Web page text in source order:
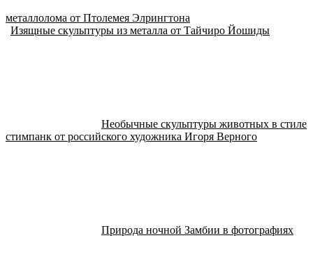
металлолома от Птолемея Элрингтона
Изящные скульптуры из металла от Тайчиро Йошиды
Необычные скульптуры животных в стиле
стимпанк от российского художника Игоря Верного
Природа ночной Замбии в фотографиях